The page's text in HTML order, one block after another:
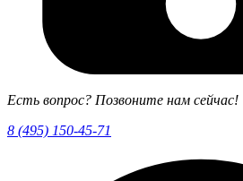
Есть вопрос? Позвоните нам сейчас!
8 (495) 150-45-71